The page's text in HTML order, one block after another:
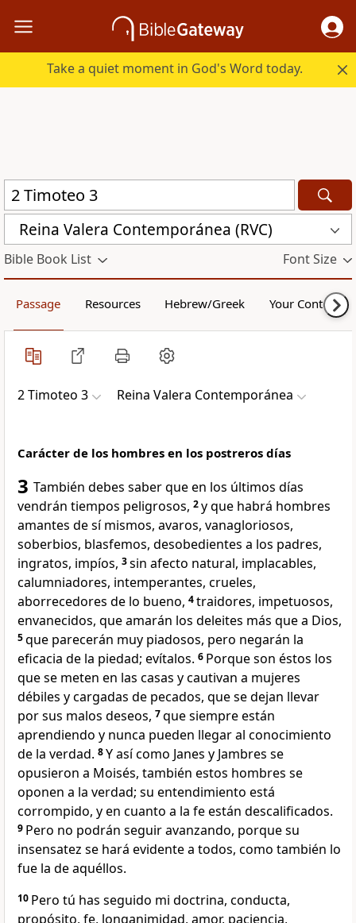
Take a quiet moment in God's Word today.
Reina Valera Contemporánea (RVC)
Bible Book List Font Size
Passage Resources Hebrew/Greek Your Content
2 Timoteo 3 Reina Valera Contemporánea
Carácter de los hombres en los postreros días
3 También debes saber que en los últimos días
vendrán tiempos peligrosos, 2y que habrá hombres
amantes de sí mismos, avaros, vanagloriosos,
soberbios, blasfemos, desobedientes a los padres,
ingratos, impíos, 3sin afecto natural, implacables,
calumniadores, intemperantes, crueles,
aborrecedores de lo bueno, 4traidores, impetuosos,
envanecidos, que amarán los deleites más que a Dios,
5que parecerán muy piadosos, pero negarán la
eficacia de la piedad; evítalos. 6 Porque son éstos los
que se meten en las casas y cautivan a mujeres
débiles y cargadas de pecados, que se dejan llevar
por sus malos deseos, 7que siempre están
aprendiendo y nunca pueden llegar al conocimiento
de la verdad. 8Y así como Janes y Jambres se
opusieron a Moisés, también estos hombres se
oponen a la verdad; su entendimiento está
corrompido, y en cuanto a la fe están descalificados.
9 Pero no podrán seguir avanzando, porque su
insensatez se hará evidente a todos, como también lo
fue la de aquéllos.
10 Pero tú has seguido mi doctrina, conducta,
propósito, fe, longanimidad, amor, paciencia,